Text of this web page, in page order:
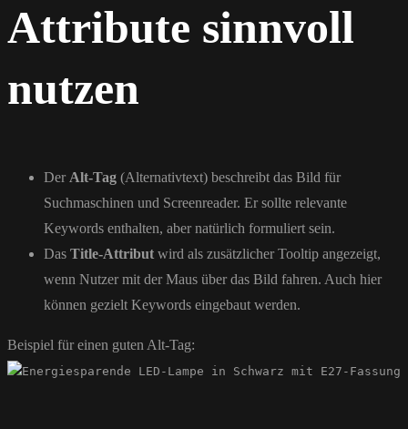
Attribute sinnvoll
nutzen
Der Alt-Tag (Alternativtext) beschreibt das Bild für
Suchmaschinen und Screenreader. Er sollte relevante
Keywords enthalten, aber natürlich formuliert sein.
Das Title-Attribut wird als zusätzlicher Tooltip angezeigt,
wenn Nutzer mit der Maus über das Bild fahren. Auch hier
können gezielt Keywords eingebaut werden.
Beispiel für einen guten Alt-Tag: